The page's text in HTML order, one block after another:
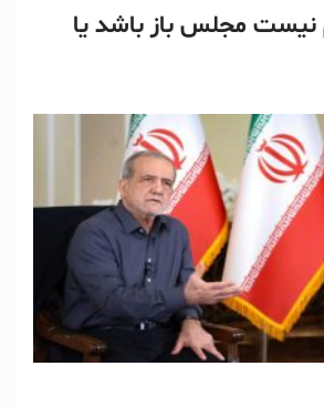
نیست مجلس باز باشد یا